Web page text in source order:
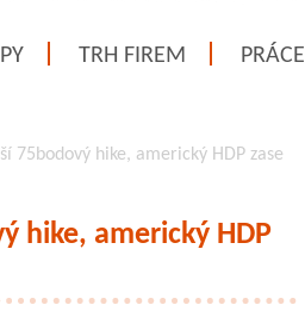
TRH FIREM PRÁCE
75bodový hike, americký HDP zase
hike, americký HDP